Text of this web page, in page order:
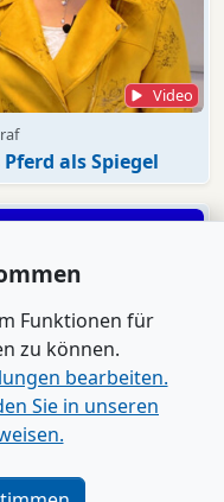
Video
als Spiegel
Funktionen für
zu können.
bearbeiten.
Sie in unseren